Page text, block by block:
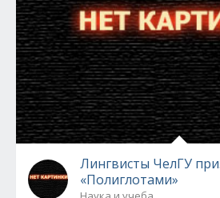
Лингвисты ЧелГУ
«Полиглотами»